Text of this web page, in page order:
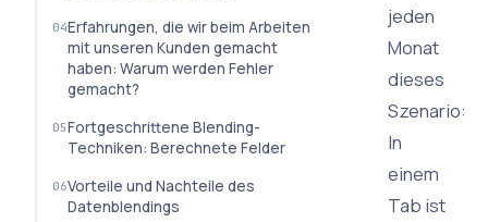
Erfahrungen, die wir beim Arbeiten
mit unseren Kunden gemacht
haben: Warum werden Fehler
gemacht?
Fortgeschrittene Blending-
Techniken: Berechnete Felder
Vorteile und Nachteile des
Datenblendings
jeden
Monat
dieses
Szenario:
In
einem
Tab ist